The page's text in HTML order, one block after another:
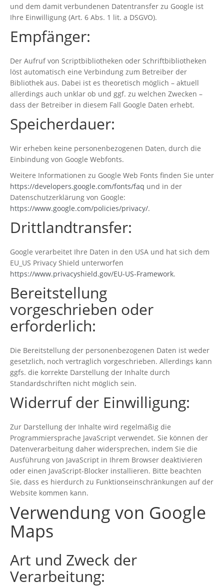
und dem damit verbundenen Datentransfer zu Google ist
Ihre Einwilligung (Art. 6 Abs. 1 lit. a DSGVO).
Empfänger:
Der Aufruf von Scriptbibliotheken oder Schriftbibliotheken
löst automatisch eine Verbindung zum Betreiber der
Bibliothek aus. Dabei ist es theoretisch möglich – aktuell
allerdings auch unklar ob und ggf. zu welchen Zwecken –
dass der Betreiber in diesem Fall Google Daten erhebt.
Speicherdauer:
Wir erheben keine personenbezogenen Daten, durch die
Einbindung von Google Webfonts.
Weitere Informationen zu Google Web Fonts finden Sie unter
https://developers.google.com/fonts/faq und in der
Datenschutzerklärung von Google:
https://www.google.com/policies/privacy/.
Drittlandtransfer:
Google verarbeitet Ihre Daten in den USA und hat sich dem
EU_US Privacy Shield unterworfen
https://www.privacyshield.gov/EU-US-Framework.
Bereitstellung
vorgeschrieben oder
erforderlich:
Die Bereitstellung der personenbezogenen Daten ist weder
gesetzlich, noch vertraglich vorgeschrieben. Allerdings kann
ggfs. die korrekte Darstellung der Inhalte durch
Standardschriften nicht möglich sein.
Widerruf der Einwilligung:
Zur Darstellung der Inhalte wird regelmäßig die
Programmiersprache JavaScript verwendet. Sie können der
Datenverarbeitung daher widersprechen, indem Sie die
Ausführung von JavaScript in Ihrem Browser deaktivieren
oder einen JavaScript-Blocker installieren. Bitte beachten
Sie, dass es hierdurch zu Funktionseinschränkungen auf der
Website kommen kann.
Verwendung von Google
Maps
Art und Zweck der
Verarbeitung: